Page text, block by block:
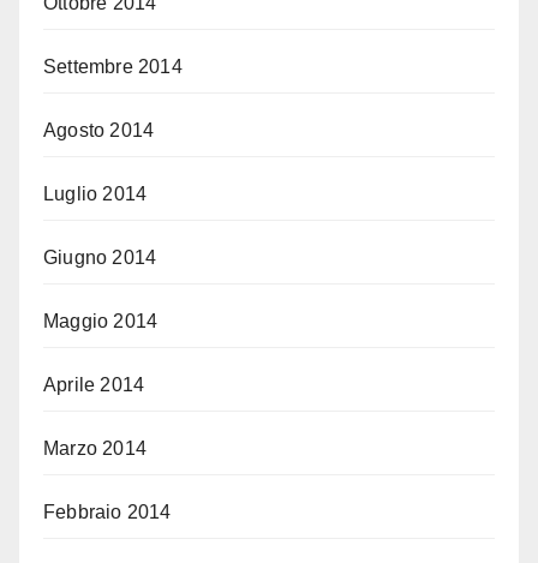
Settembre 2014
Agosto 2014
Luglio 2014
Giugno 2014
Maggio 2014
Aprile 2014
Marzo 2014
Febbraio 2014